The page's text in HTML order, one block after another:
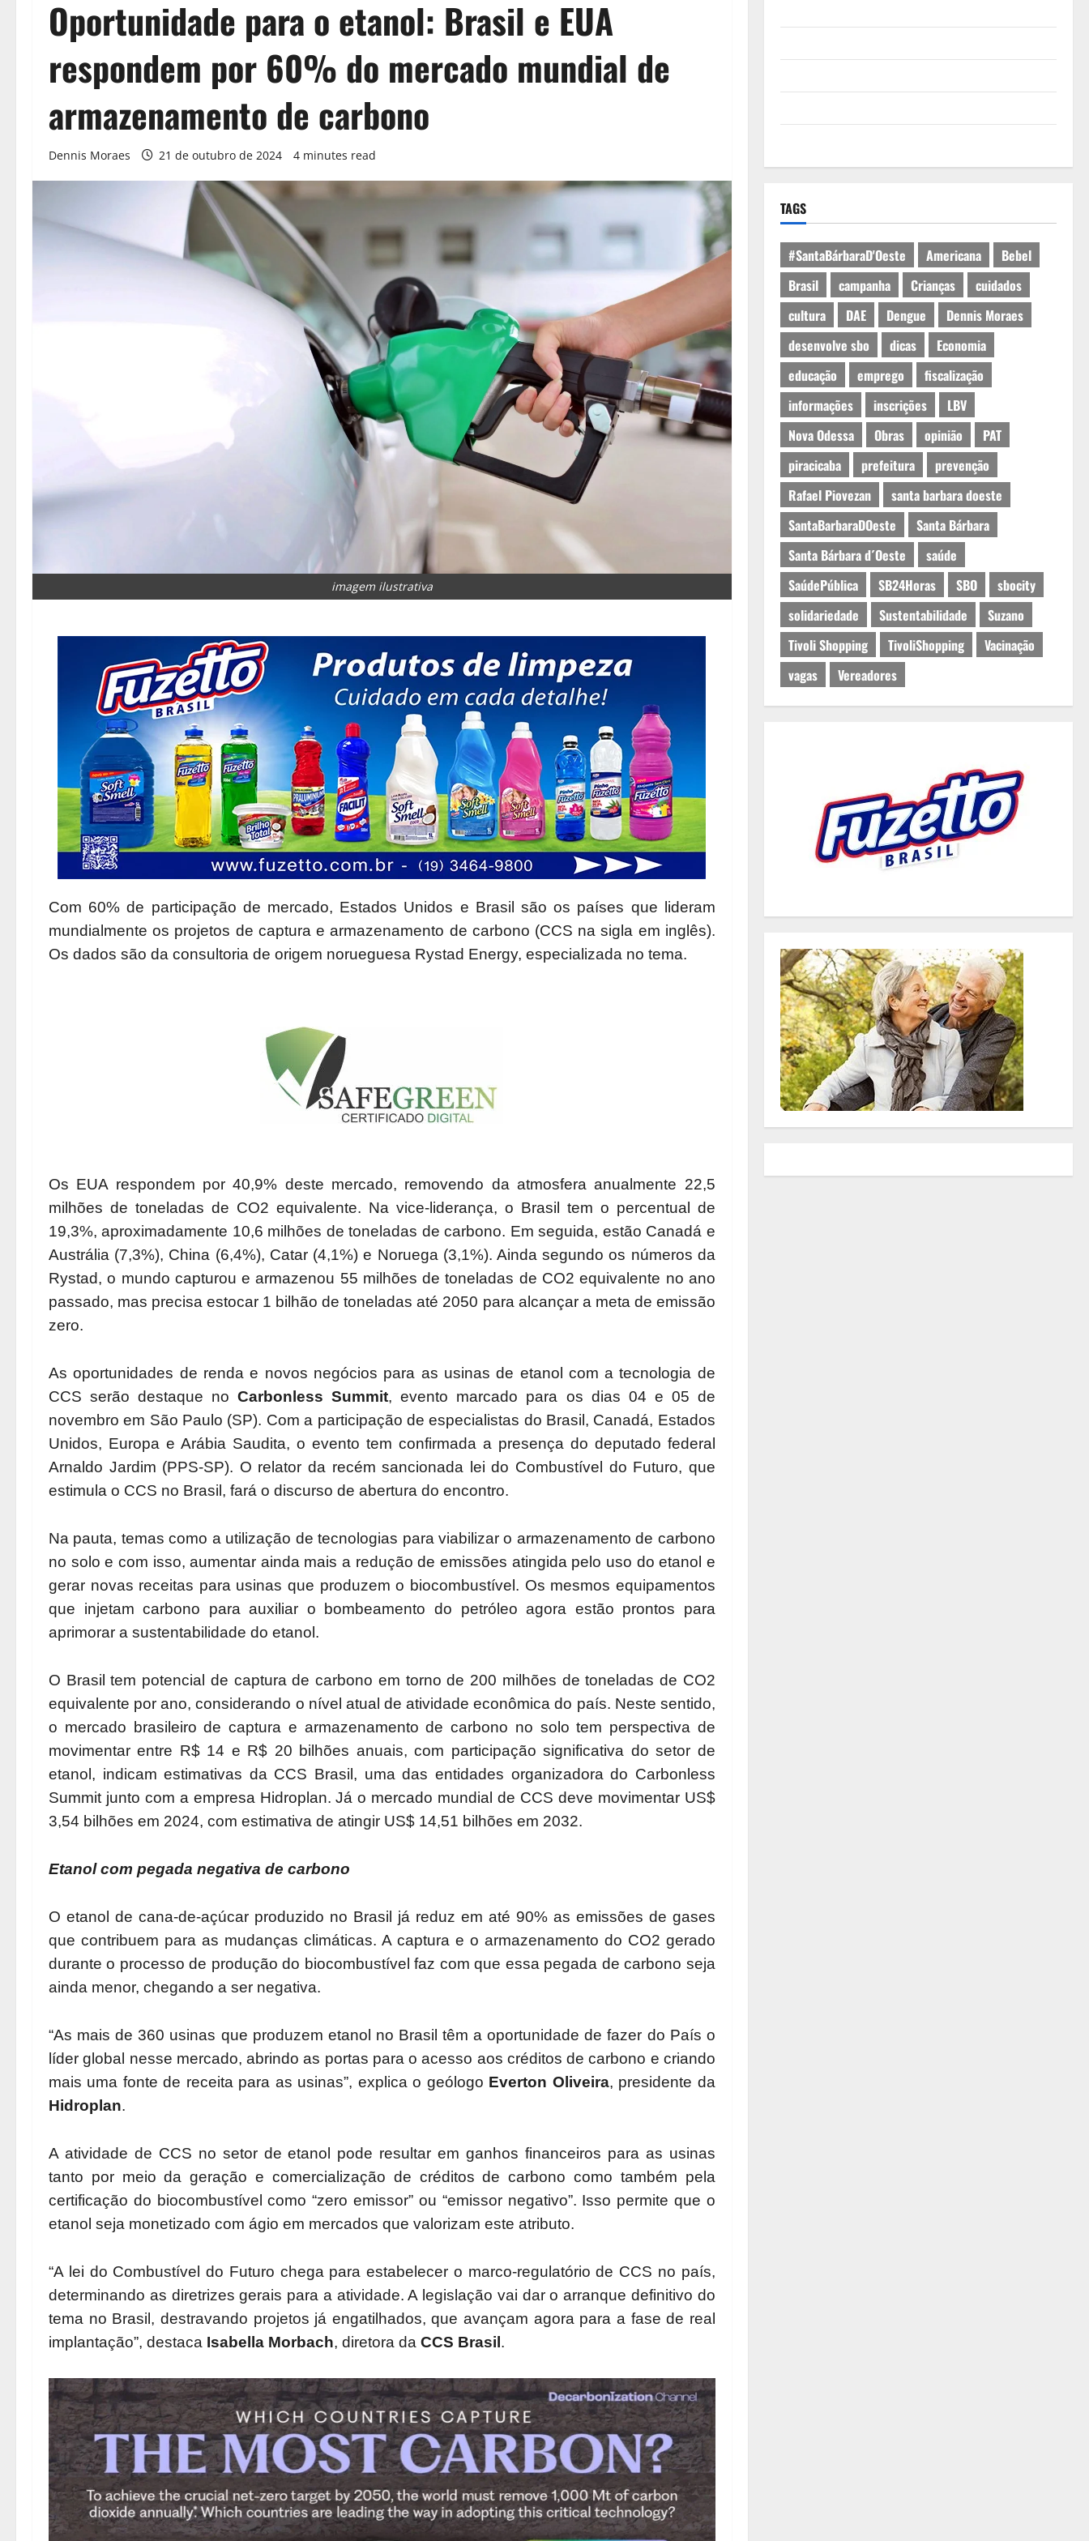
Oportunidade para o etanol: Brasil e EUA
respondem por 60% do mercado mundial de
armazenamento de carbono
Dennis Moraes 21 de outubro de 2024 4 minutes read
imagem ilustrativa
Com 60% de participação de mercado, Estados Unidos e Brasil são os países que lideram
mundialmente os projetos de captura e armazenamento de carbono (CCS na sigla em inglês).
Os dados são da consultoria de origem norueguesa Rystad Energy, especializada no tema.
Os EUA respondem por 40,9% deste mercado, removendo da atmosfera anualmente 22,5
milhões de toneladas de CO2 equivalente. Na vice-liderança, o Brasil tem o percentual de
19,3%, aproximadamente 10,6 milhões de toneladas de carbono. Em seguida, estão Canadá e
Austrália (7,3%), China (6,4%), Catar (4,1%) e Noruega (3,1%). Ainda segundo os números da
Rystad, o mundo capturou e armazenou 55 milhões de toneladas de CO2 equivalente no ano
passado, mas precisa estocar 1 bilhão de toneladas até 2050 para alcançar a meta de emissão
zero.
As oportunidades de renda e novos negócios para as usinas de etanol com a tecnologia de
CCS serão destaque noCarbonless Summit, evento marcado para os dias 04 e 05 de
novembro em São Paulo (SP). Com a participação de especialistas do Brasil, Canadá, Estados
Unidos, Europa e Arábia Saudita, o evento tem confirmada a presença do deputado federal
Arnaldo Jardim (PPS-SP). O relator da recém sancionada lei do Combustível do Futuro, que
estimula o CCS no Brasil, fará o discurso de abertura do encontro.
Na pauta, temas como a utilização de tecnologias para viabilizar o armazenamento de carbono
no solo e com isso, aumentar ainda mais a redução de emissões atingida pelo uso do etanol e
gerar novas receitas para usinas que produzem o biocombustível. Os mesmos equipamentos
que injetam carbono para auxiliar o bombeamento do petróleo agora estão prontos para
aprimorar a sustentabilidade do etanol.
O Brasil tem potencial de captura de carbono em torno de 200 milhões de toneladas de CO2
equivalente por ano, considerando o nível atual de atividade econômica do país. Neste sentido,
o mercado brasileiro de captura e armazenamento de carbono no solo tem perspectiva de
movimentar entre R$ 14 e R$ 20 bilhões anuais, com participação significativa do setor de
etanol, indicam estimativas da CCS Brasil, uma das entidades organizadora do Carbonless
Summit junto com a empresa Hidroplan. Já o mercado mundial de CCS deve movimentar US$
3,54 bilhões em 2024, com estimativa de atingir US$ 14,51 bilhões em 2032.
Etanol com pegada negativa de carbono
O etanol de cana-de-açúcar produzido no Brasil já reduz em até 90% as emissões de gases
que contribuem para as mudanças climáticas. A captura e o armazenamento do CO2 gerado
durante o processo de produção do biocombustível faz com que essa pegada de carbono seja
ainda menor, chegando a ser negativa.
“As mais de 360 usinas que produzem etanol no Brasil têm a oportunidade de fazer do País o
líder global nesse mercado, abrindo as portas para o acesso aos créditos de carbono e criando
mais uma fonte de receita para as usinas”, explica o geólogo Everton Oliveira, presidente da
Hidroplan.
A atividade de CCS no setor de etanol pode resultar em ganhos financeiros para as usinas
tanto por meio da geração e comercialização de créditos de carbono como também pela
certificação do biocombustível como “zero emissor” ou “emissor negativo”. Isso permite que o
etanol seja monetizado com ágio em mercados que valorizam este atributo.
“A lei do Combustível do Futuro chega para estabelecer o marco-regulatório de CCS no país,
determinando as diretrizes gerais para a atividade. A legislação vai dar o arranque definitivo do
tema no Brasil, destravando projetos já engatilhados, que avançam agora para a fase de real
implantação”, destaca Isabella Morbach, diretora da CCS Brasil .
TAGS
#SantaBárbaraD'Oeste Americana
Bebel
Brasil
campanha Crianças
cuidados
cultura
DAE Dengue
Dennis Moraes
desenvolve sbo
dicas
Economia
educação
emprego
fiscalização
informações
inscrições
LBV
Nova Odessa
Obras opinião
PAT
piracicaba
prefeitura
prevenção
Rafael Piovezan
santa barbara doeste
SantaBarbaraDOeste
Santa Bárbara
Santa Bárbara d´Oeste
saúde
SaúdePública
SB24Horas SBO
sbocity
solidariedade
Sustentabilidade
Suzano
Tivoli Shopping
TivoliShopping
Vacinação
vagas
Vereadores